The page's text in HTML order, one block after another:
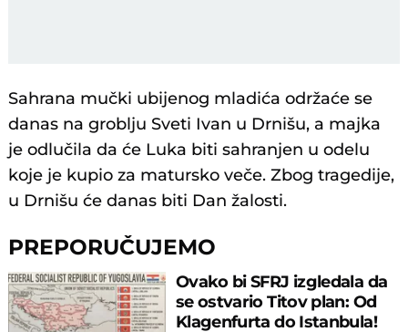
Sahrana mučki ubijenog mladića održaće se
danas na groblju Sveti Ivan u Drnišu, a majka
je odlučila da će Luka biti sahranjen u odelu
koje je kupio za matursko veče. Zbog tragedije,
u Drnišu će danas biti Dan žalosti.
PREPORUČUJEMO
Ovako bi SFRJ izgledala da
se ostvario Titov plan: Od
Klagenfurta do Istanbula!